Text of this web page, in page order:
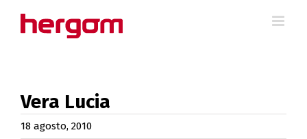
Vera Lucia
18 agosto, 2010